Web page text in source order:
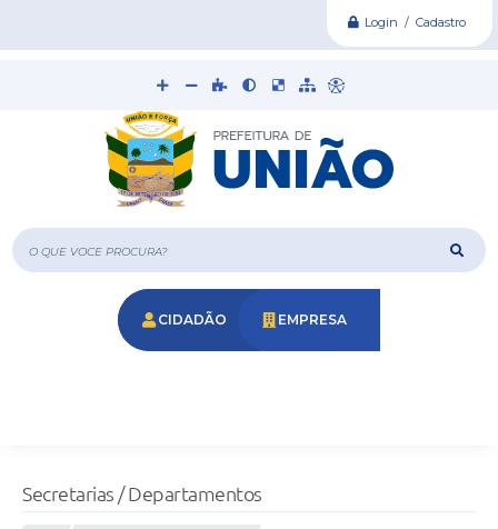
Login / Cadastro
O que voce procura?
CIDADÃO EMPRESA
Secretarias / Departamentos